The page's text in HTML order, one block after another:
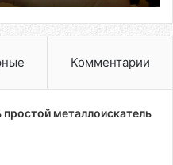
Комментарии
простой металлоискатель